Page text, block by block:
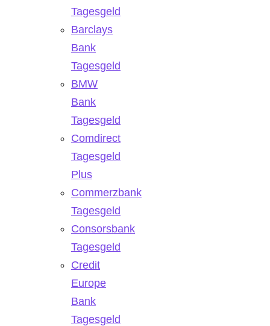
Tagesgeld
Barclays
Bank
Tagesgeld
BMW
Bank
Tagesgeld
Comdirect
Tagesgeld
Plus
Commerzbank
Tagesgeld
Consorsbank
Tagesgeld
Credit
Europe
Bank
Tagesgeld